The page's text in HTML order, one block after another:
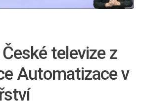
televize z
Automatizace v